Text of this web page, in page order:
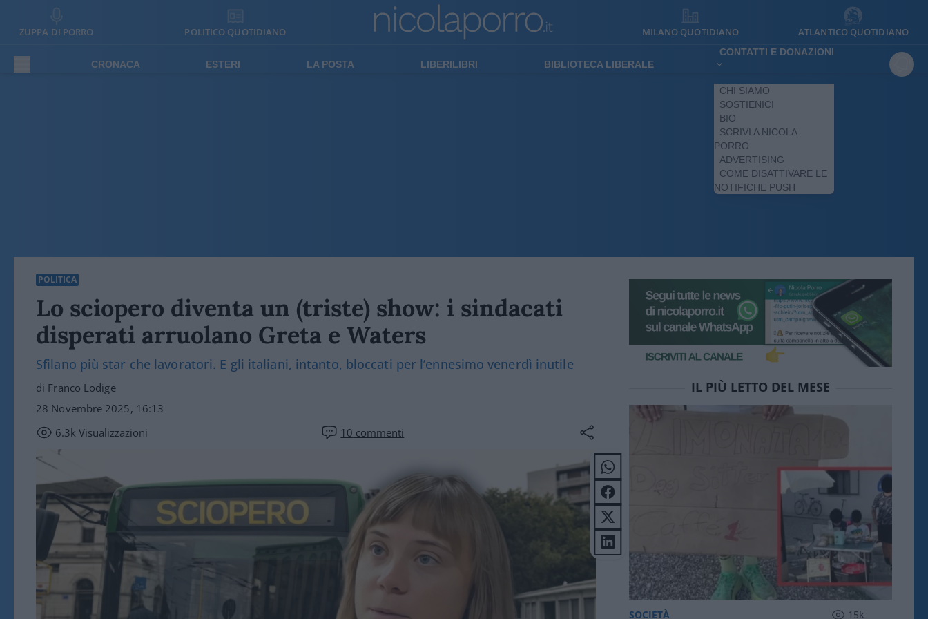
ZUPPA DI PORRO POLITICO QUOTIDIANO MILANO QUOTIDIANO ATLANTICO QUOTIDIANO
CRONACA ESTERI LA POSTA LIBERILIBRI BIBLIOTECA LIBERALE
CONTATTI E DONAZIONI
CHI SIAMO
SOSTIENICI
BIO
SCRIVI A NICOLA
PORRO
ADVERTISING
COME DISATTIVARE LE
NOTIFICHE PUSH
POLITICA
Lo sciopero diventa un (triste) show: i sindacati
disperati arruolano Greta e Waters
Sfilano più star che lavoratori. E gli italiani, intanto, bloccati per l’ennesimo venerdì inutile
di Franco Lodige
28 Novembre 2025, 16:13
6.3k Visualizzazioni 10 commenti
IL PIÙ LETTO DEL MESE
SOCIETÀ 15k